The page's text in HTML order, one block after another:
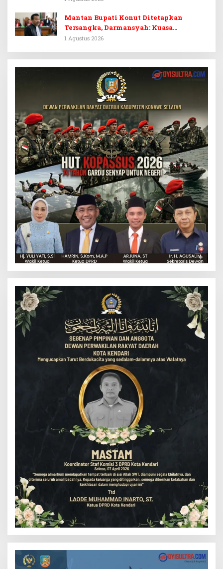
Mantan Bupati Konut Ditetapkan
Tersangka, Darmansyah: Kuasa
Hukumnya Diduga Kebingungan
1 Agustus 2026